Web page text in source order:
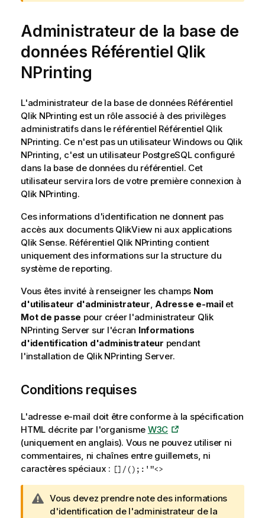
e
r
i
s
e
m
e
n
t
Administrateur de la base de
données Référentiel Qlik
NPrinting
L'administrateur de la base de données Référentiel
Qlik NPrinting est un rôle associé à des privilèges
administratifs dans le référentiel Référentiel Qlik
NPrinting. Ce n'est pas un utilisateurWindowsou Qlik
NPrinting , c'est un utilisateur PostgreSQL configuré
dans la base de données du référentiel. Cet
utilisateur servira lors de votre première connexion à
Qlik NPrinting.
Ces informations d'identification ne donnent pas
accès aux documents QlikView ni aux applications
Qlik Sense. Référentiel Qlik NPrinting contient
uniquement des informations sur la structure du
système de reporting.
Vous êtes invité à renseigner les champs Nom
d'utilisateur d'administrateur Adresse e-mailet
Mot de passe pour créer l'administrateur Qlik
NPrinting Server sur l'écran Informations
d'identification d'administrateur pendant
l'installation de Qlik NPrinting Server.
Conditions requises
L'adresse e-mail doit être conforme à la spécification
HTML décrite par l'organisme W3C
(uniquement en anglais). Vous ne pouvez utiliser ni
commentaires, ni chaînes entre guillemets, ni
caractères spéciaux : []/();:'"<>
N
o
Vous devez prendre note des informations
d'identification de l'administrateur de la